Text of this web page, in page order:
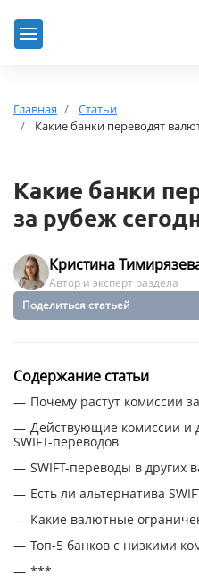
Главная
Статьи
Какие банки переводят
Какие банки
за рубеж
Кристина
Автор и эксперт раздела
Поделиться статьей
Содержание статьи
Почему растут комиссии
Действующие комиссии и
SWIFT-переводов
SWIFT-переводы в других
Есть ли альтернатива
Какие валютные
Топ-5 банков с низкими
***